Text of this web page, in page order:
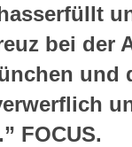
bei der
und
FOCUS.